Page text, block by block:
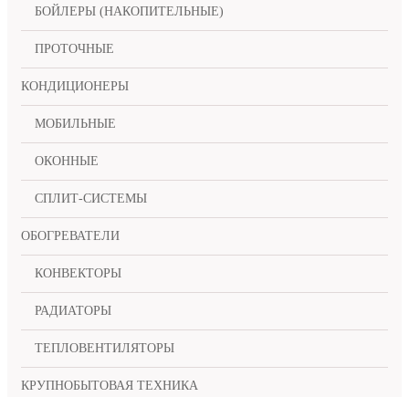
БОЙЛЕРЫ (НАКОПИТЕЛЬНЫЕ)
ПРОТОЧНЫЕ
КОНДИЦИОНЕРЫ
МОБИЛЬНЫЕ
ОКОННЫЕ
СПЛИТ-СИСТЕМЫ
ОБОГРЕВАТЕЛИ
КОНВЕКТОРЫ
РАДИАТОРЫ
ТЕПЛОВЕНТИЛЯТОРЫ
КРУПНОБЫТОВАЯ ТЕХНИКА